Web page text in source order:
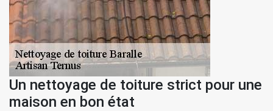
Un nettoyage de toiture strict pour une
maison en bon état